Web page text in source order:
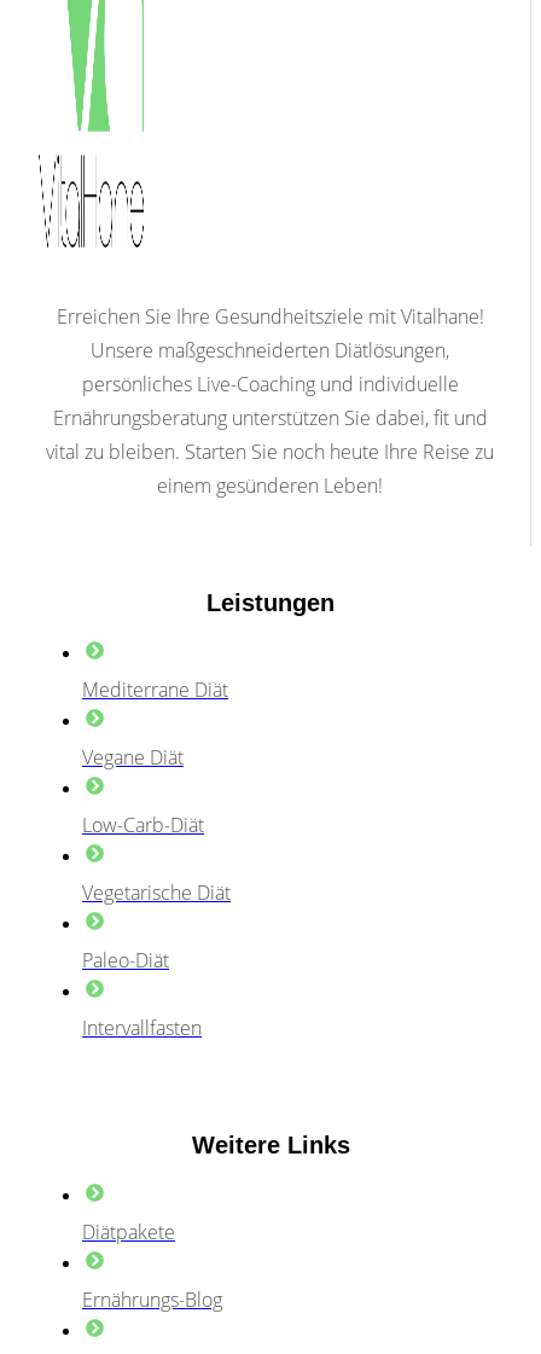
Erreichen Sie Ihre Gesundheitsziele mit Vitalhane!
Unsere maßgeschneiderten Diätlösungen,
persönliches Live-Coaching und individuelle
Ernährungsberatung unterstützen Sie dabei, fit und
vital zu bleiben. Starten Sie noch heute Ihre Reise zu
einem gesünderen Leben!
Leistungen
Mediterrane Diät
Vegane Diät
Low-Carb-Diät
Vegetarische Diät
Paleo-Diät
Intervallfasten
Weitere Links
Diätpakete
Ernährungs-Blog